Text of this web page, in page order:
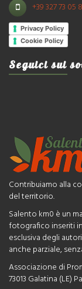
+39 327 73 05
Privacy Policy
Cookie Policy
Seguici sui
Contribuiamo alla
del territorio.
Salento km0 è un
fotografico inseriti
esclusiva degli
anche parziale,
Associazione di
73013 Galatina (LE)